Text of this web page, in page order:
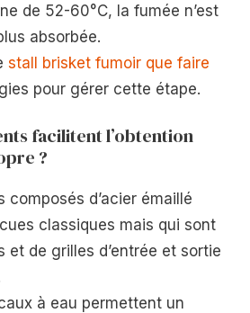
de 52-60°C, la fumée n’est
absorbée.
stall brisket fumoir que faire
pour gérer cette étape.
facilitent l’obtention
?
composés d’acier émaillé
classiques mais qui sont
et de grilles d’entrée et sortie
à eau permettent un